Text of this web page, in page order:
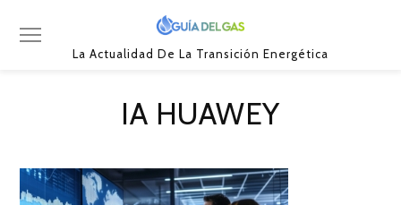
La Actualidad De La Transición Energética
IA HUAWEY